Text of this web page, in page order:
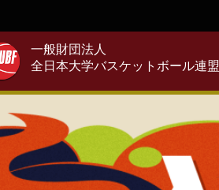
一般財団法人
全日本大学バスケットボール連盟